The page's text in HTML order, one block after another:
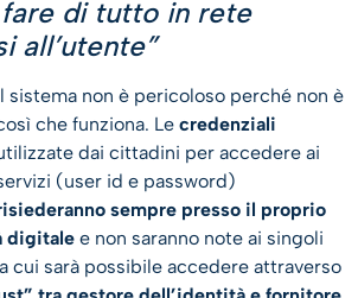
di tutto in rete
all’utente”
sistema non è pericoloso perché non è
che funziona. Le credenziali
dai cittadini per accedere ai
(user id e password)
sempre presso il proprio
digitale e non saranno note ai singoli
cui sarà possibile accedere attraverso